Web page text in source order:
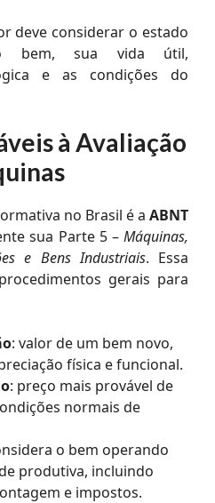
deve considerar o estado
bem, sua vida útil,
e as condições do
à Avaliação
no Brasil é a ABNT
sua Parte 5 –Máquinas,
e Bens Industriais. Essa
gerais para
: valor de um bem novo,
física e funcional.
: preço mais provável de
normais de
o bem operando
produtiva, incluindo
e impostos.